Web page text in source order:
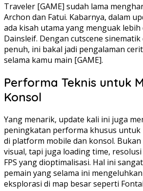
Traveler [GAME] sudah lama
Archon dan Fatui. Kabarnya, dalam
ada kisah utama yang menguak
Dainsleif. Dengan cutscene
penuh, ini bakal jadi pengalaman
selama kamu main [GAME].
Performa Teknis untuk
Konsol
Yang menarik, update kali ini juga
peningkatan performa khusus untuk
di platform mobile dan konsol.
visual, tapi juga loading time,
FPS yang dioptimalisasi. Hal ini
pemain yang selama ini
eksplorasi di map besar seperti